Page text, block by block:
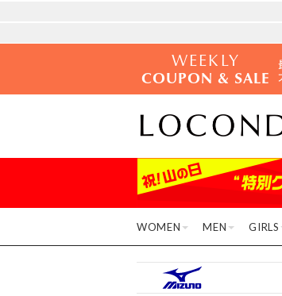
WEEKLY
COUPON & SALE
WOMEN MEN GIRLS